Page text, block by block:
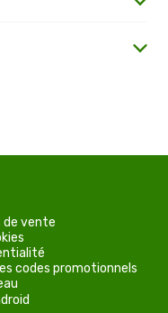
de vente
codes promotionnels